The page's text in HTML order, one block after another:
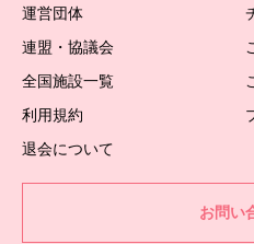
運営団体
連盟・協議会
全国施設一覧
利用規約
退会について
お問い